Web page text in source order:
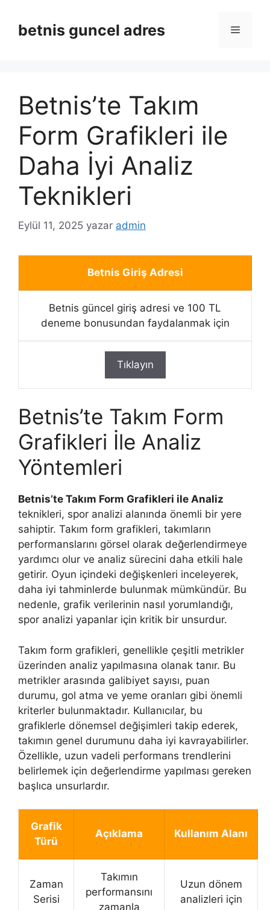
betnis guncel adres Menü
Betnis’te Takım
Form Grafikleri ile
Daha İyi Analiz
Teknikleri
Eylül 11, 2025 yazar admin
Betnis Giriş Adresi
Betnis güncel giriş adresi ve 100 TL
deneme bonusundan faydalanmak için
Tıklayın
Betnis’te Takım Form
Grafikleri İle Analiz
Yöntemleri
Betnis’te Takım Form Grafikleri ile Analiz
teknikleri, spor analizi alanında önemli bir yere
sahiptir. Takım form grafikleri, takımların
performanslarını görsel olarak değerlendirmeye
yardımcı olur ve analiz sürecini daha etkili hale
getirir. Oyun içindeki değişkenleri inceleyerek,
daha iyi tahminlerde bulunmak mümkündür. Bu
nedenle, grafik verilerinin nasıl yorumlandığı,
spor analizi yapanlar için kritik bir unsurdur.
Takım form grafikleri, genellikle çeşitli metrikler
üzerinden analiz yapılmasına olanak tanır. Bu
metrikler arasında galibiyet sayısı, puan
durumu, gol atma ve yeme oranları gibi önemli
kriterler bulunmaktadır. Kullanıcılar, bu
grafiklerle dönemsel değişimleri takip ederek,
takımın genel durumunu daha iyi kavrayabilirler.
Özellikle, uzun vadeli performans trendlerini
belirlemek için değerlendirme yapılması gereken
başlıca unsurlardır.
Grafik
Türü
Açıklama Kullanım Alanı
Zaman
Serisi
Takımın
performansını
zamanla
Uzun dönem
analizleri için